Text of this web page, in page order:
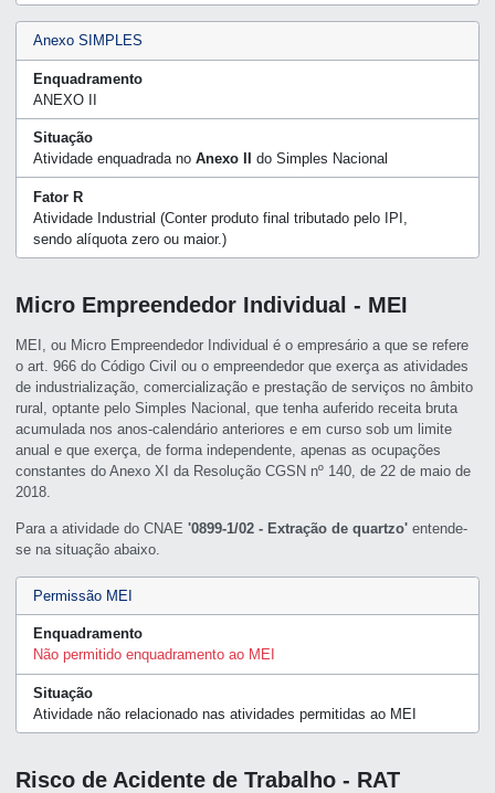
Anexo SIMPLES
Enquadramento
ANEXO II
Situação
Atividade enquadrada no Anexo II do Simples Nacional
Fator R
Atividade Industrial (Conter produto final tributado pelo IPI,
sendo alíquota zero ou maior.)
Micro Empreendedor Individual - MEI
MEI, ou Micro Empreendedor Individual é o empresário a que se refere
o art. 966 do Código Civil ou o empreendedor que exerça as atividades
de industrialização, comercialização e prestação de serviços no âmbito
rural, optante pelo Simples Nacional, que tenha auferido receita bruta
acumulada nos anos-calendário anteriores e em curso sob um limite
anual e que exerça, de forma independente, apenas as ocupações
constantes do Anexo XI da Resolução CGSN nº 140, de 22 de maio de
2018.
Para a atividade do CNAE'0899-1/02 - Extração de quartzo' entende-
se na situação abaixo.
Permissão MEI
Enquadramento
Não permitido enquadramento ao MEI
Situação
Atividade não relacionado nas atividades permitidas ao MEI
Risco de Acidente de Trabalho - RAT